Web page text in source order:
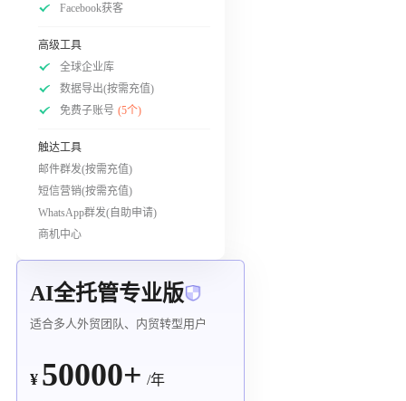
Facebook获客
高级工具
全球企业库
数据导出(按需充值)
免费子账号 (5个)
触达工具
邮件群发(按需充值)
短信营销(按需充值)
WhatsApp群发(自助申请)
商机中心
AI全托管专业版
适合多人外贸团队、内贸转型用户
¥ 50000+ /年